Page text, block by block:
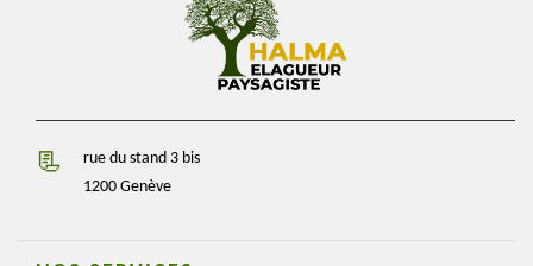
rue du stand 3 bis
1200 Genève